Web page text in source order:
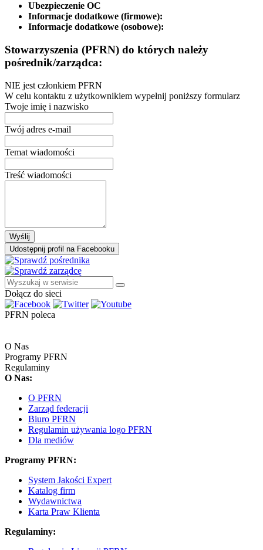
Ubezpieczenie OC
Informacje dodatkowe (firmowe):
Informacje dodatkowe (osobowe):
Stowarzyszenia (PFRN) do których należy
pośrednik/zarządca:
NIE jest członkiem PFRN
W celu kontaktu z użytkownikiem wypełnij poniższy formularz
Twoje imię i nazwisko
Twój adres e-mail
Temat wiadomości
Treść wiadomości
Wyślij
Udostępnij profil na Facebooku
Dołącz do sieci
PFRN poleca
O Nas
Programy PFRN
Regulaminy
O Nas:
O PFRN
Zarząd federacji
Biuro PFRN
Regulamin używania logo PFRN
Dla mediów
Programy PFRN:
System Jakości Expert
Katalog firm
Wydawnictwa
Karta Praw Klienta
Regulaminy: